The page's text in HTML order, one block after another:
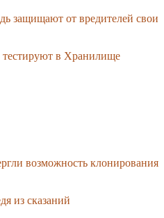
защищают от вредителей свои
в Хранилище
возможность клонирования
из сказаний